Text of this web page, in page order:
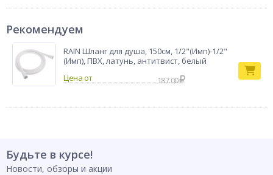
Рекомендуем
RAIN Шланг для душа, 150см, 1/2"(Имп)-1/2"
(Имп), ПВХ, латунь, антитвист, белый
187.00
Будьте в курсе!
Новости, обзоры и акции